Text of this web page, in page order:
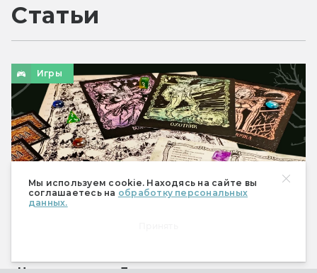
Мы используем cookie. Находясь на сайте вы
соглашаетесь на обработку персональных
данных.
Статьи
Игры